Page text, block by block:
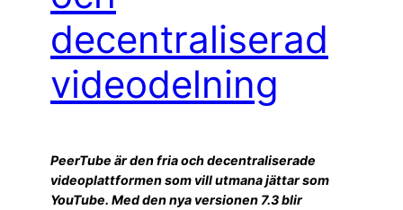
decentraliserad
videodelning
PeerTube är den fria och decentraliserade
videoplattformen som vill utmana jättar som
YouTube. Med den nya versionen 7.3 blir